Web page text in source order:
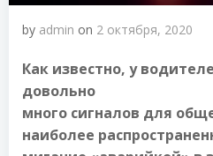
by admin on 2 октября, 2020
Как известно, у
довольно
много сигналов для
наиболее